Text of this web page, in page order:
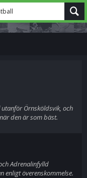
Örnsköldsvik, och
den är som bäst.
Adrenalinfylld
enligt överenskommelse.